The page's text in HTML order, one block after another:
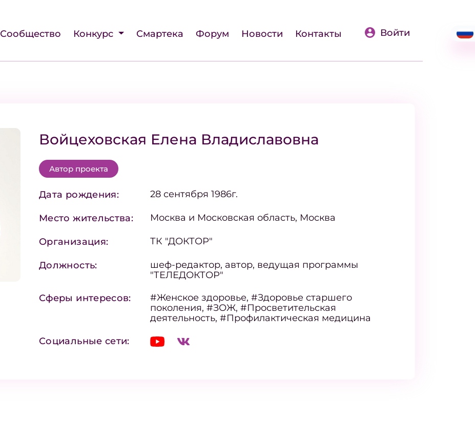
Сообщество Конкурс Смартека Форум Новости Контакты Войти
Войцеховская Елена Владиславовна
Автор проекта
Дата рождения: 28 сентября 1986г.
Место жительства: Москва и Московская область, Москва
Организация: ТК "ДОКТОР"
Должность:
шеф-редактор, автор, ведущая программы
"ТЕЛЕДОКТОР"
Сферы интересов:
#Женское здоровье, #Здоровье старшего
поколения, #ЗОЖ, #Просветительская
деятельность, #Профилактическая медицина
Социальные сети: